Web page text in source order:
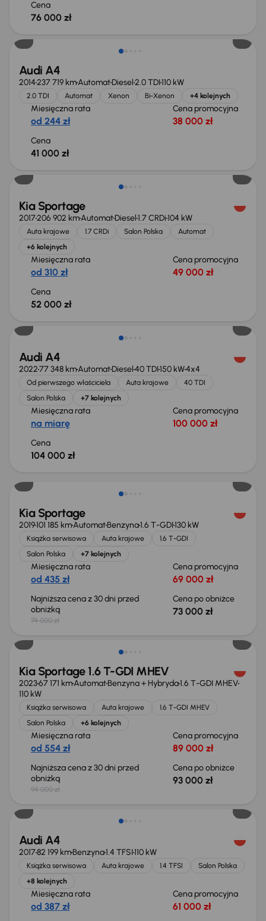
Cena
76 000 zł
Audi A4
2014237 719 kmAutomatDiesel2.0 TDI110 kW
2.0 TDI Automat Xenon Bi-Xenon +4 kolejnych
Miesięczna rata
od 244 zł
Cena promocyjna
38 000 zł
Cena
41 000 zł
Kia Sportage
2017206 902 kmAutomatDiesel1.7 CRDi104 kW
Auta krajowe 1.7 CRDi Salon Polska
Automat
+6 kolejnych
Miesięczna rata
od 310 zł
Cena promocyjna
49 000 zł
Cena
52 000 zł
Możliwość odliczenia VAT
Audi A4
202277 348 kmAutomatDiesel40 TDI150 kW4x4
Od pierwszego właściciela Auta krajowe
40 TDI
Salon Polska
+7 kolejnych
Miesięczna rata
na miarę
Cena promocyjna
100 000 zł
Cena
104 000 zł
Kia Sportage
2019101 185 kmAutomatBenzyna1.6 T-GDI130 kW
Książka serwisowa Auta krajowe
1.6 T-GDI
Salon Polska
+7 kolejnych
Miesięczna rata
od 435 zł
Cena promocyjna
69 000 zł
Najniższa cena z 30 dni przed
obniżką
74 000 zł
Cena po obniżce
73 000 zł
Taniej o 1 000 zł
Kia Sportage 1.6 T-GDI MHEV
202367 171 kmAutomatBenzyna + Hybryda1.6 T-GDI MHEV
110 kW
Książka serwisowa Auta krajowe
1.6 T-GDI MHEV
Salon Polska
+6 kolejnych
Miesięczna rata
od 554 zł
Cena promocyjna
89 000 zł
Najniższa cena z 30 dni przed
obniżką
94 000 zł
Cena po obniżce
93 000 zł
Taniej o 1 000 zł
Audi A4
201782 199 kmBenzyna1.4 TFSI110 kW
Książka serwisowa Auta krajowe 1.4 TFSI
Salon Polska
+8 kolejnych
Miesięczna rata
od 387 zł
Cena promocyjna
61 000 zł